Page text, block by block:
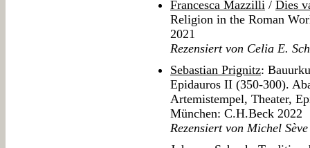
Francesca Mazzilli / Dies
Religion in the Roman
2021
Rezensiert von Celia E.
Sebastian Prignitz:
Epidauros II (350-300).
Artemistempel, Theater,
München: C.H.Beck 2022
Rezensiert von Michel Sève